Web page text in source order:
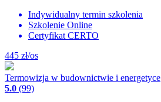
Indywidualny termin szkolenia
Szkolenie Online
Certyfikat CERTO
445 zł/os
Termowizja w budownictwie i energetyce
5.0 (99)